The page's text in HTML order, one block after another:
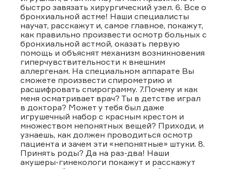
быстро завязать хирургический узел. 6. Все о
бронхиальной астме! Наши специалисты
научат, расскажут и, самое главное, покажут,
как правильно произвести осмотр больных с
бронхиальной астмой, оказать первую
помощь и объяснят механизм возникновения
гиперчувствительности к внешним
аллергенам. На специальном аппарате Вы
сможете произвести спирометрию и
расшифровать спирограмму. 7.Почему и как
меня осматривает врач? Ты в детстве играл
в доктора? Может у тебя был даже
игрушечный набор с красным крестом и
множеством непонятных вещей? Приходи, и
узнаешь, как должен проводиться осмотр
пациента и зачем эти «непонятные» штуки. 8.
Принять роды? Да на раз-два! Наши
акушеры-гинекологи покажут и расскажут